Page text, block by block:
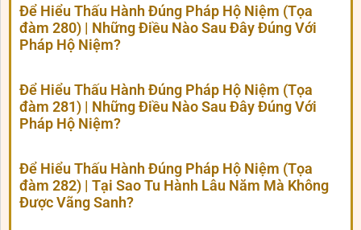
Để Hiểu Thấu Hành Đúng Pháp Hộ Niệm (Tọa
đàm 280) | Những Điều Nào Sau Đây Đúng Với
Pháp Hộ Niệm?
Để Hiểu Thấu Hành Đúng Pháp Hộ Niệm (Tọa
đàm 281) | Những Điều Nào Sau Đây Đúng Với
Pháp Hộ Niệm?
Để Hiểu Thấu Hành Đúng Pháp Hộ Niệm (Tọa
đàm 282) | Tại Sao Tu Hành Lâu Năm Mà Không
Được Vãng Sanh?